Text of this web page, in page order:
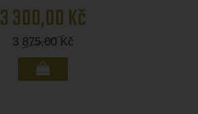
3 300,00 Kč
3 875,00Kč